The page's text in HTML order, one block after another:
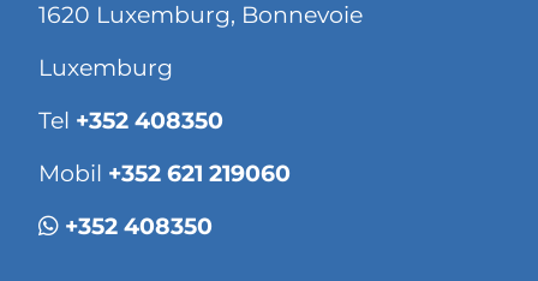
1620 Luxemburg, Bonnevoie
Luxemburg
Tel +352 408350
Mobil +352 621 219060
+352 408350